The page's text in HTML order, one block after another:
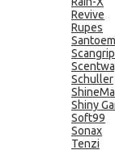
Revive
Rupes
Scangrip
Schuller
Shiny
Soft99
Sonax
Tenzi